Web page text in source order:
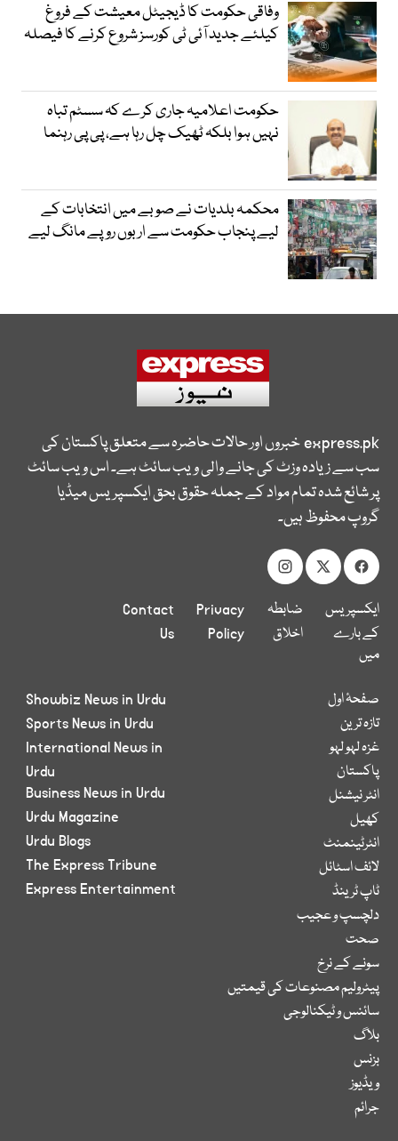
وفاقی حکومت کا ڈیجیٹل معیشت کے فروغ
کیلئے جدید آئی ٹی کورسز شروع کرنے کا فیصلہ
حکومت اعلامیہ جاری کرے کہ سسٹم تباہ
نہیں ہوا بلکہ ٹھیک چل رہا ہے، پی پی رہنما
محکمہ بلدیات نے صوبے میں انتخابات کے
لیے پنجاب حکومت سے اربوں روپے مانگ لیے
express.pkخبروں اور حالات حاضرہ سے متعلق پاکستان کی
سب سے زیادہ وزٹ کی جانے والی ویب سائٹ ہے۔ اس ویب سائٹ
پر شائع شدہ تمام مواد کے جملہ حقوق بحق ایکسپریس میڈیا
گروپ محفوظ ہیں۔
ایکسپریس
کے بارے
میں
ضابطہ
اخلاق
Privacy
Policy
Contact
Us
صفحۂ اول
تازہ ترین
غزہ لہو لہو
پاکستان
انٹر نیشنل
کھیل
انٹرٹینمنٹ
لائف اسٹائل
ٹاپ ٹرینڈ
دلچسپ و عجیب
صحت
سونے کے نرخ
پیٹرولیم مصنوعات کی قیمتیں
سائنس و ٹیکنالوجی
بلاگ
بزنس
ویڈیوز
جرائم
Showbiz News in Urdu
Sports News in Urdu
International News in
Urdu
Business News in Urdu
Urdu Magazine
Urdu Blogs
The Express Tribune
Express Entertainment